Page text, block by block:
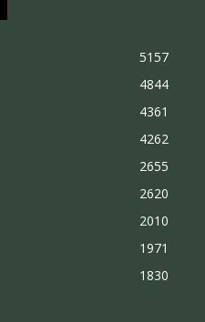
5157
4844
4361
4262
2655
2620
2010
1971
1830